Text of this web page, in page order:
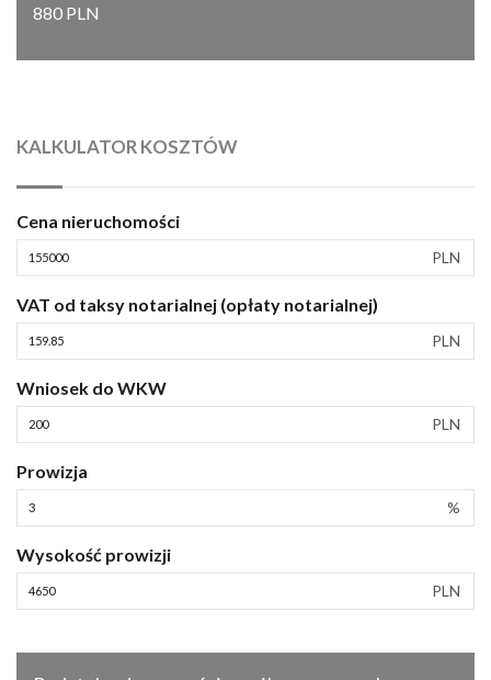
880 PLN
KALKULATOR KOSZTÓW
Cena nieruchomości
PLN
VAT od taksy notarialnej (opłaty notarialnej)
PLN
Wniosek do WKW
PLN
Prowizja
%
Wysokość prowizji
PLN